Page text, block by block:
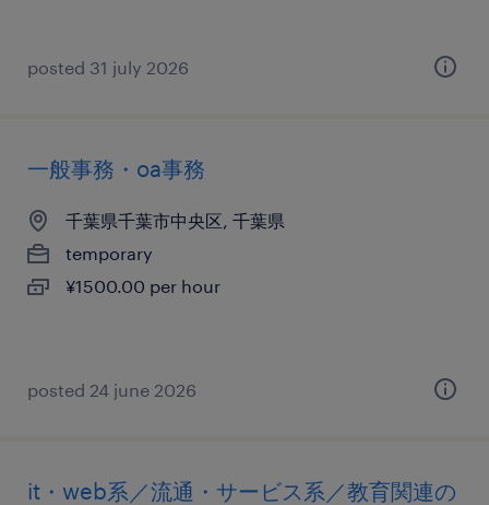
posted 31 july 2026
一般事務・oa事務
千葉県千葉市中央区, 千葉県
temporary
¥1500.00 per hour
posted 24 june 2026
it・web系／流通・サービス系／教育関連の